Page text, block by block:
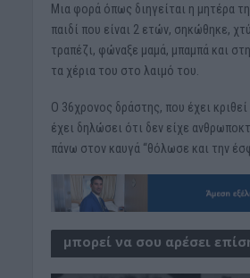
Μια φορά όπως διηγείται η μητέρα
παιδί που είναι 2 ετών, σηκώθηκε,
τραπέζι, φώναξε μαμά, μπαμπά και
τα χέρια του στο λαιμό του.
Ο 36χρονος δράστης, που έχει
έχει δηλώσει ότι δεν είχε
πάνω στον καυγά “θόλωσε και την
μπορεί να σου αρέσει